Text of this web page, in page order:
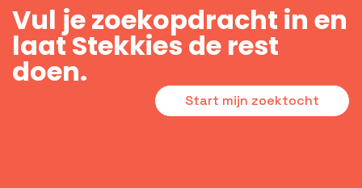
Vul je zoekopdracht in en
laat Stekkies de rest
doen.
Start mijn zoektocht